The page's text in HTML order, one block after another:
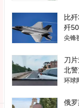
比
歼
的
尖锋
刀
北警
车”
环球
俄